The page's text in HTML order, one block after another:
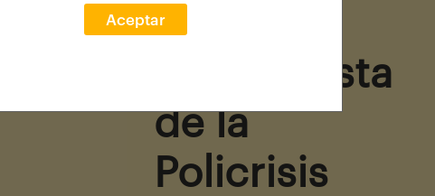
Aceptar
La Encuesta
de la
Policrisis